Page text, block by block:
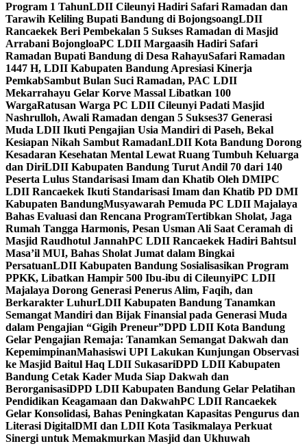
Program 1 TahunLDII Cileunyi Hadiri Safari Ramadan dan
Tarawih Keliling Bupati Bandung di BojongsoangLDII
Rancaekek Beri Pembekalan 5 Sukses Ramadan di Masjid
Arrabani BojongloaPC LDII Margaasih Hadiri Safari
Ramadan Bupati Bandung di Desa RahayuSafari Ramadan
1447 H, LDII Kabupaten Bandung Apresiasi Kinerja
PemkabSambut Bulan Suci Ramadan, PAC LDII
Mekarrahayu Gelar Korve Massal Libatkan 100
WargaRatusan Warga PC LDII Cileunyi Padati Masjid
Nashrulloh, Awali Ramadan dengan 5 Sukses37 Generasi
Muda LDII Ikuti Pengajian Usia Mandiri di Paseh, Bekal
Kesiapan Nikah Sambut RamadanLDII Kota Bandung Dorong
Kesadaran Kesehatan Mental Lewat Ruang Tumbuh Keluarga
dan DiriLDII Kabupaten Bandung Turut Andil 70 dari 140
Peserta Lulus Standarisasi Imam dan Khatib Oleh DMIPC
LDII Rancaekek Ikuti Standarisasi Imam dan Khatib PD DMI
Kabupaten BandungMusyawarah Pemuda PC LDII Majalaya
Bahas Evaluasi dan Rencana ProgramTertibkan Sholat, Jaga
Rumah Tangga Harmonis, Pesan Usman Ali Saat Ceramah di
Masjid Raudhotul JannahPC LDII Rancaekek Hadiri Bahtsul
Masa’il MUI, Bahas Sholat Jumat dalam Bingkai
PersatuanLDII Kabupaten Bandung Sosialisasikan Program
PPKK, Libatkan Hampir 500 Ibu-ibu di CileunyiPC LDII
Majalaya Dorong Generasi Penerus Alim, Faqih, dan
Berkarakter LuhurLDII Kabupaten Bandung Tanamkan
Semangat Mandiri dan Bijak Finansial pada Generasi Muda
dalam Pengajian “Gigih Preneur”DPD LDII Kota Bandung
Gelar Pengajian Remaja: Tanamkan Semangat Dakwah dan
KepemimpinanMahasiswi UPI Lakukan Kunjungan Observasi
ke Masjid Baitul Haq LDII SukasariDPD LDII Kabupaten
Bandung Cetak Kader Muda Siap Dakwah dan
BerorganisasiDPD LDII Kabupaten Bandung Gelar Pelatihan
Pendidikan Keagamaan dan DakwahPC LDII Rancaekek
Gelar Konsolidasi, Bahas Peningkatan Kapasitas Pengurus dan
Literasi DigitalDMI dan LDII Kota Tasikmalaya Perkuat
Sinergi untuk Memakmurkan Masjid dan Ukhuwah